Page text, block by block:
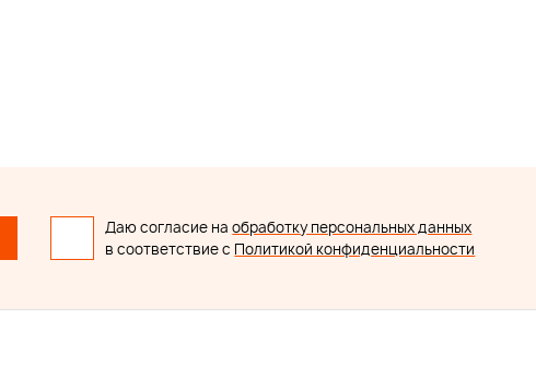
Даю согласие наобработку персональных данных
в соответствие с Политикой конфиденциальности